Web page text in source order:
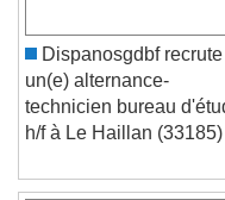
Color
Font Size
Text Edge
Dispanosgdbf recrute
un(e) alternance-
technicien bureau